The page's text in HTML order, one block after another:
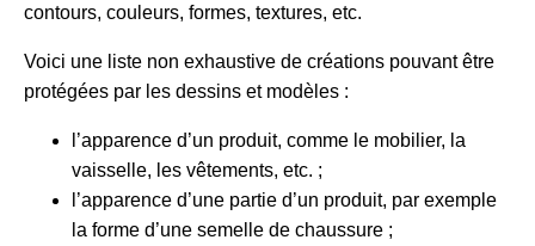
contours, couleurs, formes, textures, etc.
Voici une liste non exhaustive de créations pouvant être
protégées par les dessins et modèles :
l’apparence d’un produit, comme le mobilier, la
vaisselle, les vêtements, etc. ;
l’apparence d’une partie d’un produit, par exemple
la forme d’une semelle de chaussure ;